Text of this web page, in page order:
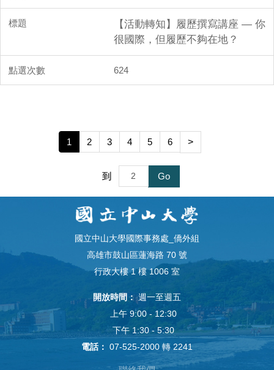
【活動轉知】履歷撰寫講座 — 你
很國際，但履歷不夠在地？
624
1 2 3 4 5 6 >
到 Go
國立中山大學國際事務處_僑外組
高雄市鼓山區蓮海路 70 號
行政大樓 1 樓 1006 室
開放時間：週一至週五
上午 9:00 - 12:30
下午 1:30 - 5:30
電話： 07-525-2000 轉 2241